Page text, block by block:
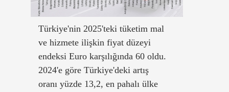
Türkiye'nin 2025'teki tüketim mal
ve hizmete ilişkin fiyat düzeyi
endeksi Euro karşılığında 60 oldu.
2024'e göre Türkiye'deki artış
oranı yüzde 13,2, en pahalı ülke